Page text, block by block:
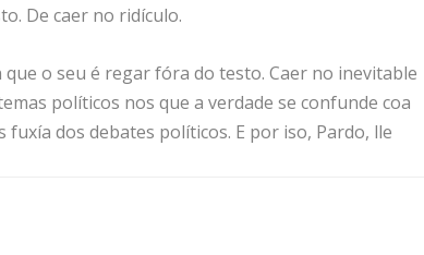
De caer no ridículo.
o seu é regar fóra do testo. Caer no inevitable
políticos nos que a verdade se confunde coa
dos debates políticos. E por iso, Pardo, lle